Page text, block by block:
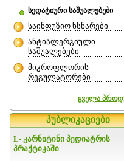
სედატიური საშუალებები
საინფუზიო ხსნარები
ანტიალერგიული
საშუალებები
მიკროფლორის
რეგულატორები
ყველა
პუბლიკაციები
L- კარნიტინი პედიატრის
პრაქტიკაში